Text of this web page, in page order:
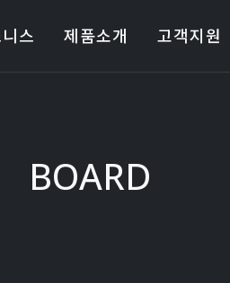
스 제품소개 고객지원
BOARD